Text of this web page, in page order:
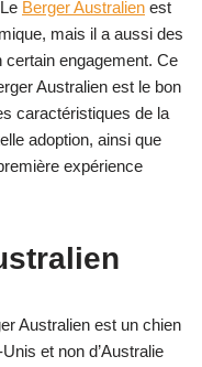
Berger Australien est
mais il a aussi des
engagement. Ce
Australien est le bon
caractéristiques de la
adoption, ainsi que
expérience
Australien est un chien
et non d’Australie